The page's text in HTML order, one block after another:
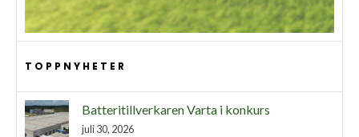
TOPPNYHETER
Batteritillverkaren Varta i konkurs
juli 30, 2026